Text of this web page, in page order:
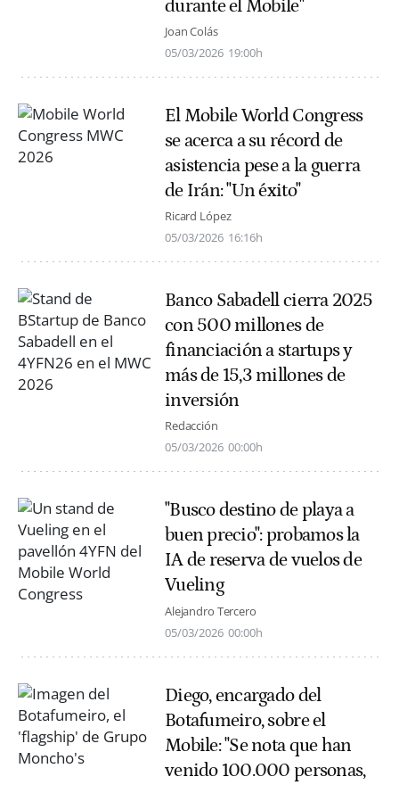
durante el Mobile"
Joan Colás
05/03/2026 19:00h
El Mobile World Congress
se acerca a su récord de
asistencia pese a la guerra
de Irán: "Un éxito"
Ricard López
05/03/2026 16:16h
Banco Sabadell cierra 2025
con 500 millones de
financiación a startups y
más de 15,3 millones de
inversión
Redacción
05/03/2026 00:00h
"Busco destino de playa a
buen precio": probamos la
IA de reserva de vuelos de
Vueling
Alejandro Tercero
05/03/2026 00:00h
Diego, encargado del
Botafumeiro, sobre el
Mobile: "Se nota que han
venido 100.000 personas,